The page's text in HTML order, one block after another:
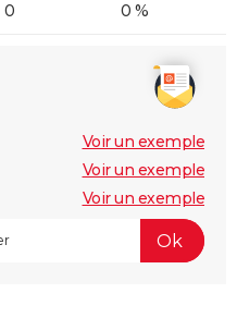
0 0 %
Voir un exemple
Voir un exemple
Voir un exemple